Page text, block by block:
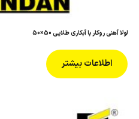
لولا آهنی روکار با آبکاری طلایی 50×50
اطلاعات بیشتر